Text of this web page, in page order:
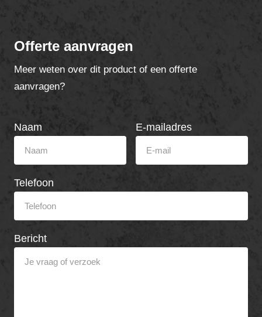
Offerte aanvragen
Meer weten over dit product of een offerte
aanvragen?
Naam E-mailadres
Telefoon
Bericht